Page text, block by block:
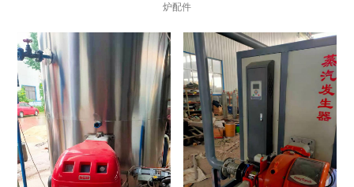
炉配件